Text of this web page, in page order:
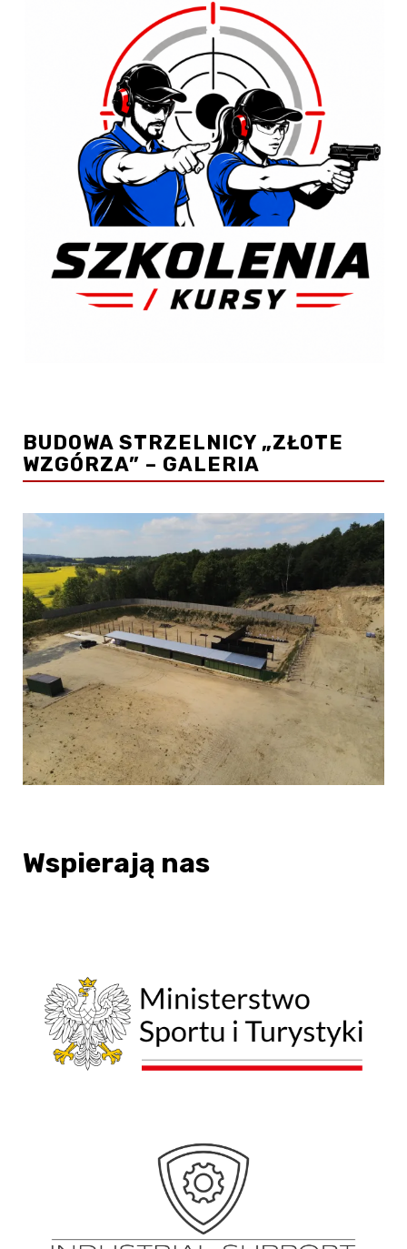
BUDOWA STRZELNICY „ZŁOTE
WZGÓRZA” – GALERIA
Wspierają nas